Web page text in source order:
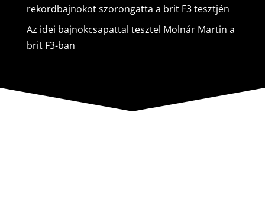
rekordbajnokot szorongatta a brit F3 tesztjén
Az idei bajnokcsapattal tesztel Molnár Martin a
brit F3-ban